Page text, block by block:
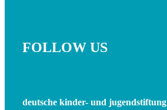
FOLLOW US
deutsche kinder- und jugendstiftung